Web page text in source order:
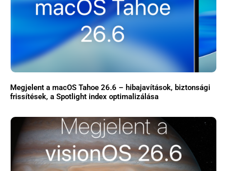
Megjelent a macOS Tahoe 26.6 – hibajavítások, biztonsági
frissítések, a Spotlight index optimalizálása